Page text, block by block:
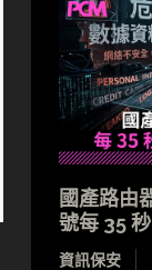
國產路由
號每 35
資訊保安